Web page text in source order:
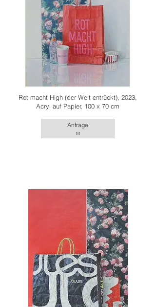
Rot macht High (der Welt entrückt), 2023,
Acryl auf Papier, 100 x 70 cm
Anfrage